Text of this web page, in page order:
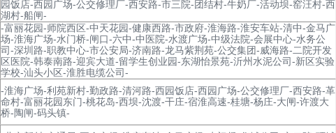
园饭店-西园广场-公交修理厂-西安路-市三院-团结村-牛奶厂-活动坝-窑汪村-西
湖村-船闸-
-富丽花园-师院西区-中天花园-健康西路-市政府-淮海路-淮安车站-清中-金马广
场-淮海广场-水门桥-闸口-六中-中医院-水渡广场-中级法院-会展中心-水务公
司-深圳路-职教中心-市公安局-济南路-龙马紫荆苑-公交集团-威海路-二院开发
区医院-韩泰南路-迎宾大道-留学生创业园-东湖怡景苑-沂州水泥公司-新区实验
学校-汕头小区-淮胜电缆公司-
-淮海广场-利苑新村-勤政路-清河路-西园饭店-西园广场-公交修理厂-西安路-革
命村-富丽花园东门-桃花岛-西坝-沈渡-干庄-宿淮高速-桂塘-杨庄-大闸-许渡大
桥-陶闸-码头镇-